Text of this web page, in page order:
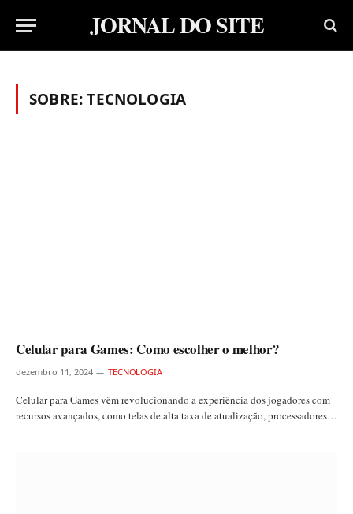
JORNAL DO SITE
SOBRE:TECNOLOGIA
Celular para Games: Como escolher o melhor?
dezembro 11, 2024 TECNOLOGIA
Celular para Games vêm revolucionando a experiência dos jogadores com
recursos avançados, como telas de alta taxa de atualização, processadores…